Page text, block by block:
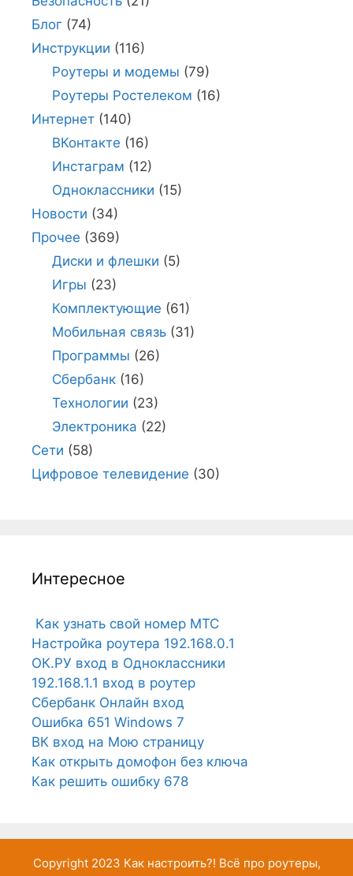
Блог (74)
Инструкции (116)
Роутеры и модемы (79)
Роутеры Ростелеком (16)
Интернет (140)
ВКонтакте (16)
Инстаграм (12)
Одноклассники (15)
Новости (34)
Прочее (369)
Диски и флешки (5)
Игры (23)
Комплектующие (61)
Мобильная связь(31)
Программы (26)
Сбербанк(16)
Технологии (23)
Электроника (22)
Сети (58)
Цифровое телевидение (30)
Интересное
Как узнать свой номер МТС
Настройка роутера 192.168.0.1
ОК.РУ вход в Одноклассники
192.168.1.1 вход в роутер
Сбербанк Онлайн вход
Ошибка 651 Windows 7
ВК вход на Мою страницу
Как открыть домофон без ключа
Как решить ошибку 678
Copyright 2023 Как настроить?! Всё про роутеры,